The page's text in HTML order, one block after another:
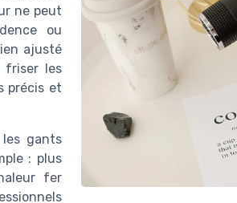
ne peut
ou
ajusté
friser les
précis et
les gants
: plus
fer